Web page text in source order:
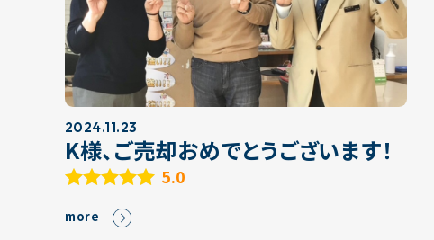
2024.11.23
K様、ご売却おめでとうございます！
5.0
more